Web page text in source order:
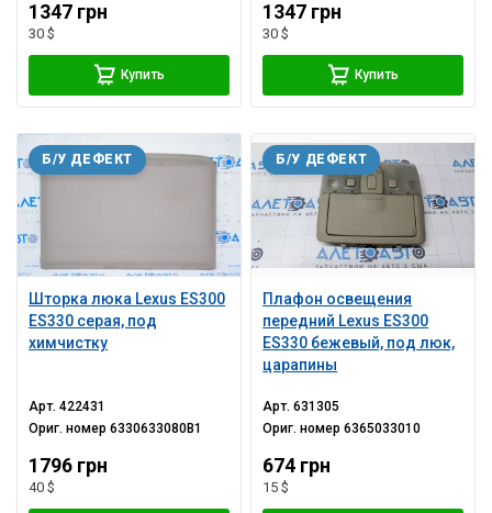
1347 грн
30 $
Купить
1347 грн
30 $
Купить
Шторка люка Lexus ES300
ES330 серая, под
химчистку
Б/У ДЕФЕКТ
Арт.422431
Ориг. номер6330633080B1
1796 грн
40 $
Плафон освещения
передний Lexus ES300
ES330 бежевый, под люк,
царапины
Б/У ДЕФЕКТ
Арт.631305
Ориг. номер6365033010
674 грн
15 $